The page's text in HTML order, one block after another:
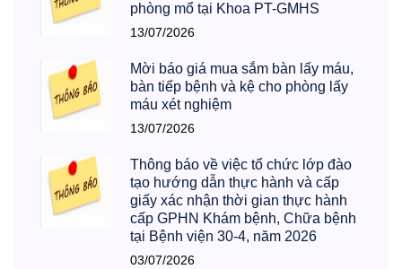
phòng mổ tại Khoa PT-GMHS
13/07/2026
Mời báo giá mua sắm bàn lấy máu,
bàn tiếp bệnh và kệ cho phòng lấy
máu xét nghiệm
13/07/2026
Thông báo về việc tổ chức lớp đào
tạo hướng dẫn thực hành và cấp
giấy xác nhận thời gian thực hành
cấp GPHN Khám bệnh, Chữa bệnh
tại Bệnh viện 30-4, năm 2026
03/07/2026